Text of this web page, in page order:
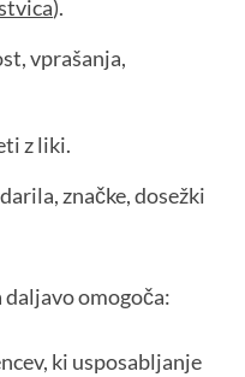
).
vprašanja,
z liki.
značke, dosežki
omogoča:
ki usposabljanje